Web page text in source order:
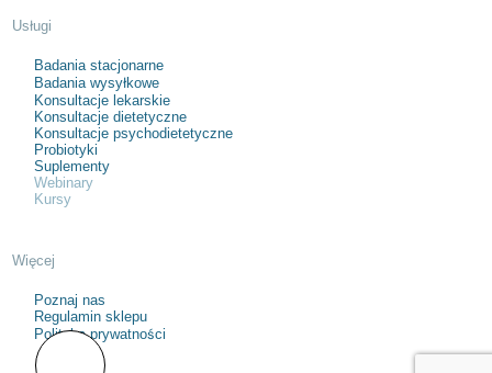
Usługi
Badania stacjonarne
Badania wysyłkowe
Konsultacje lekarskie
Konsultacje dietetyczne
Konsultacje psychodietetyczne
Probiotyki
Suplementy
Webinary
Kursy
Więcej
Poznaj nas
Regulamin sklepu
Polityka prywatności